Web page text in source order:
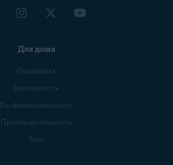
Для дома
Поддержка
Безопасность
Конфиденциальность
Производительность
Блог